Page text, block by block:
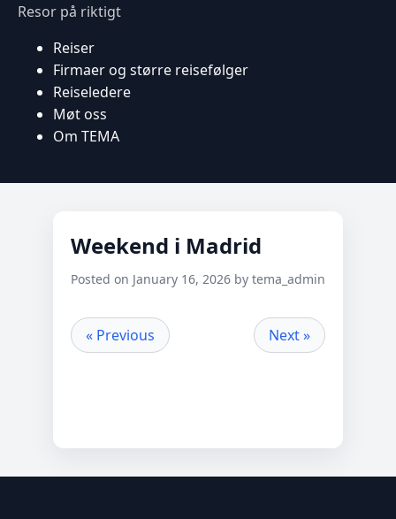
Resor på riktigt
Reiser
Firmaer og større reisefølger
Reiseledere
Møt oss
Om TEMA
Weekend i Madrid
Posted on January 16, 2026 by tema_admin
« Previous Next »